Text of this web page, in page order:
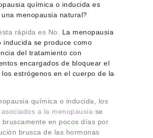
química o inducida es
menopausia natural?
rápida es No. La menopausia
inducida se produce como
del tratamiento con
encargados de bloquear el
estrógenos en el cuerpo de la
química o inducida, los
a la menopausia se
bruscamente en pocos días por
brusca de las hormonas